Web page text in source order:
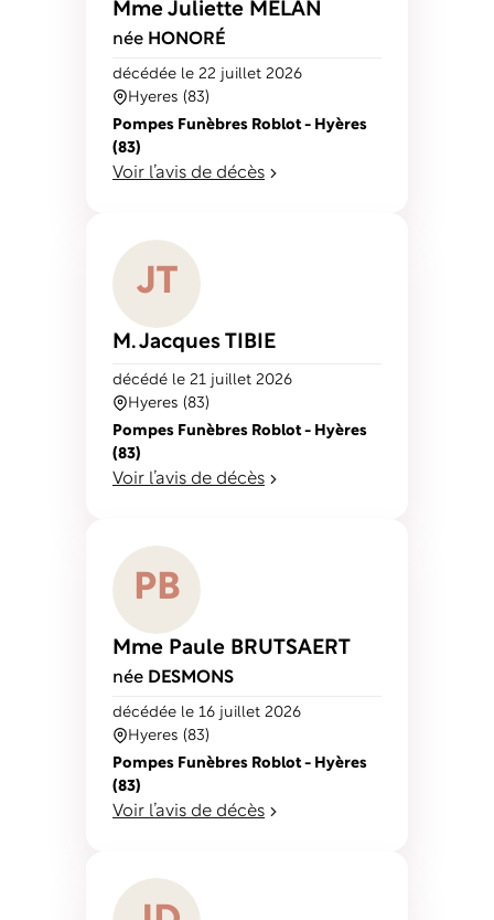
Mme Juliette MÉLAN
née HONORÉ
Hyeres (83)
décédée le 22 juillet 2026
Pompes Funèbres Roblot - Hyères
(83)
Voir l’avis de décès
JT
M. Jacques TIBIE
Hyeres (83)
décédé le 21 juillet 2026
Pompes Funèbres Roblot - Hyères
(83)
Voir l’avis de décès
PB
Mme Paule BRUTSAERT
née DESMONS
Hyeres (83)
décédée le 16 juillet 2026
Pompes Funèbres Roblot - Hyères
(83)
Voir l’avis de décès